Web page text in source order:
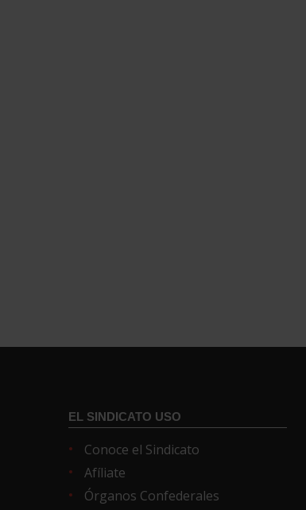
EL SINDICATO USO
Conoce el Sindicato
Afíliate
Órganos Confederales